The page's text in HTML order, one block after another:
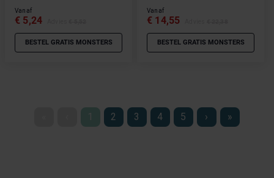
Vanaf
€ 5,24
BESTEL GRATIS MONSTERS
Vanaf
€ 14,55
BESTEL GRATIS MONSTERS
1 2 3 4 5 › »